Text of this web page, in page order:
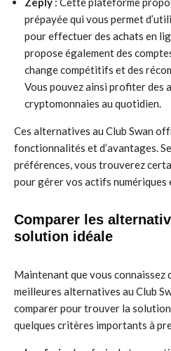
prépayée qui vous permet
pour effectuer des achats en
propose également des
change compétitifs et des
Vous pouvez ainsi profiter des
cryptomonnaies au quotidien.
Ces alternatives au Club Swan
fonctionnalités et d’avantages.
préférences, vous trouverez
pour gérer vos actifs
Comparer les
solution idéale
Maintenant que vous connaissez
meilleures alternatives au Club
comparer pour trouver la
quelques critères importants à